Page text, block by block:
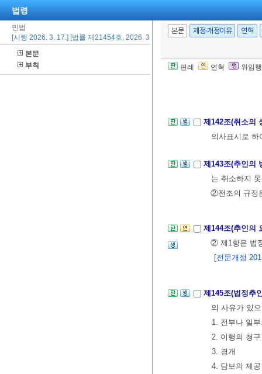
법령
민법
[시행 2026. 3. 17.] [법률 제21454호, 2026. 3. 17., 일부개정]
본문
부칙
본문 제정·개정이유 연혁
판례 연혁 위임
[전문개정
제141조(취소의
여 받은 이익
제142조(취소의
의사표시로 하
제143조(추인의
는 취소하지
②전조의 규정
제144조(추인의
② 제1항은 법
[전문개정
제145조(법정추
의 사유가 있
1. 전부나 일
2. 이행의 청구
3. 경개
4. 담보의 제공